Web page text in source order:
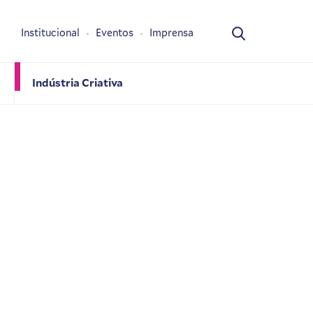
Indústria Criativa
Institucional Eventos Imprensa